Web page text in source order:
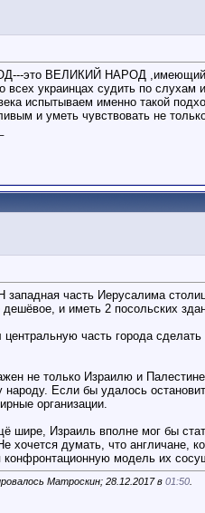
это ВЕЛИКИЙ НАРОД
украинцах судить по слухам
испытываем именно такой
и уметь чувствовать не
часть Иерусалима
и иметь 2 посольских
часть города
не только Израилю и
Если бы удалось
организации.
шире, Израиль вполне мог бы
хочется думать, что англичане,
конфронтационную модель их
Матроскин; 28.12.2017 в 01:50